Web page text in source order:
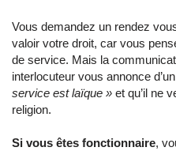
Vous demandez un rendez
valoir votre droit, car vous
de service. Mais la
interlocuteur vous annonce
service est laïque » et qu’il ne
religion.
Si vous êtes fonctionnaire,